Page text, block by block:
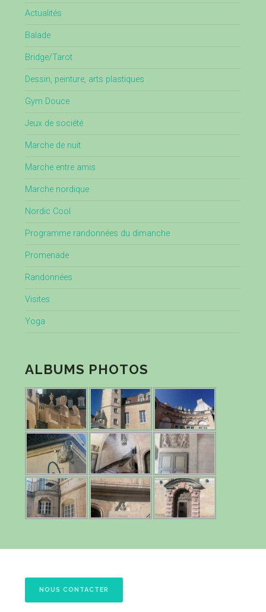
Actualités
Balade
Bridge/Tarot
Dessin, peinture, arts plastiques
Gym Douce
Jeux de société
Marche de nuit
Marche entre amis
Marche nordique
Nordic Cool
Programme randonnées du dimanche
Promenade
Randonnées
Visites
Yoga
ALBUMS PHOTOS
NOUS CONTACTER